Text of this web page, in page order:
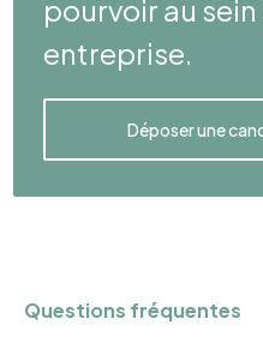
pourvoir au
entreprise.
Déposer une
Questions fréquentes